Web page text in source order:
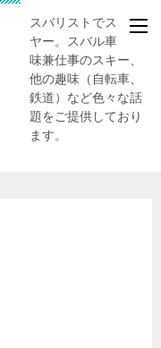
スバリストでスキー
ヤー。スバル車、趣
味兼仕事のスキー、
他の趣味（自転車、
鉄道）など色々な話
題をご提供しており
ます。